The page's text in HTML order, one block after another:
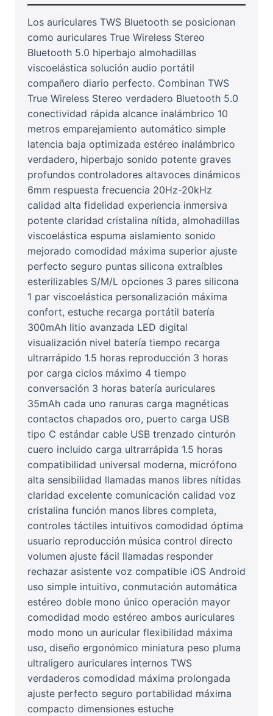
Los auriculares TWS Bluetooth se posicionan
como auriculares True Wireless Stereo
Bluetooth 5.0 hiperbajo almohadillas
viscoelástica solución audio portátil
compañero diario perfecto. Combinan TWS
True Wireless Stereo verdadero Bluetooth 5.0
conectividad rápida alcance inalámbrico 10
metros emparejamiento automático simple
latencia baja optimizada estéreo inalámbrico
verdadero, hiperbajo sonido potente graves
profundos controladores altavoces dinámicos
6mm respuesta frecuencia 20Hz-20kHz
calidad alta fidelidad experiencia inmersiva
potente claridad cristalina nítida, almohadillas
viscoelástica espuma aislamiento sonido
mejorado comodidad máxima superior ajuste
perfecto seguro puntas silicona extraíbles
esterilizables S/M/L opciones 3 pares silicona
1 par viscoelástica personalización máxima
confort, estuche recarga portátil batería
300mAh litio avanzada LED digital
visualización nivel batería tiempo recarga
ultrarrápido 1.5 horas reproducción 3 horas
por carga ciclos máximo 4 tiempo
conversación 3 horas batería auriculares
35mAh cada uno ranuras carga magnéticas
contactos chapados oro, puerto carga USB
tipo C estándar cable USB trenzado cinturón
cuero incluido carga ultrarrápida 1.5 horas
compatibilidad universal moderna, micrófono
alta sensibilidad llamadas manos libres nítidas
claridad excelente comunicación calidad voz
cristalina función manos libres completa,
controles táctiles intuitivos comodidad óptima
usuario reproducción música control directo
volumen ajuste fácil llamadas responder
rechazar asistente voz compatible iOS Android
uso simple intuitivo, conmutación automática
estéreo doble mono único operación mayor
comodidad modo estéreo ambos auriculares
modo mono un auricular flexibilidad máxima
uso, diseño ergonómico miniatura peso pluma
ultraligero auriculares internos TWS
verdaderos comodidad máxima prolongada
ajuste perfecto seguro portabilidad máxima
compacto dimensiones estuche